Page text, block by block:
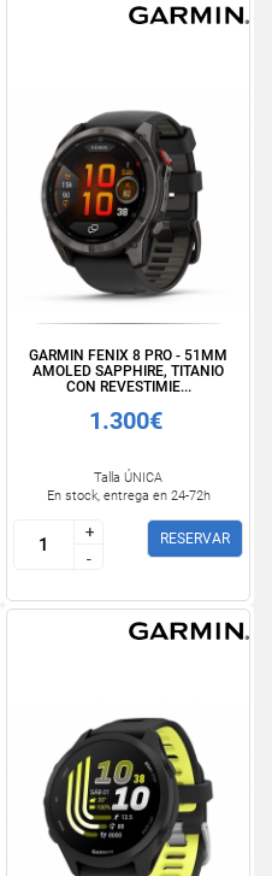
GARMIN FENIX 8 PRO - 51MM
AMOLED SAPPHIRE, TITANIO
CON REVESTIMIE...
1.300€
Talla ÚNICA
En stock, entrega en 24-72h
+
-
+
-
RESERVAR